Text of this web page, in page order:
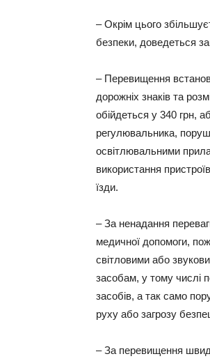
– Окрім цього
безпеки, доведеться
– Перевищення
дорожніх знаків та
обійдеться у 340 грн,
регулювальника,
освітлювальними
використання
їзди.
– За ненадання
медичної допомоги,
світловими або
засобам, у тому числі
засобів, а так само
руху або загрозу
– За перевищення